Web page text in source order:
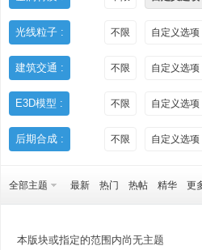
光线粒子 : 不限 自定义选项
建筑交通 : 不限 自定义选项
E3D模型 : 不限 自定义选项
后期合成 : 不限 自定义选项
全部主题 最新 热门 热帖 精华 更
本版块或指定的范围内尚无主题